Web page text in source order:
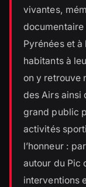
vivantes,
documentaire
Pyrénées et à
habitants à
on y retrouve
des Airs ainsi
grand public
activités
l’honneur :
autour du Pic
interventions